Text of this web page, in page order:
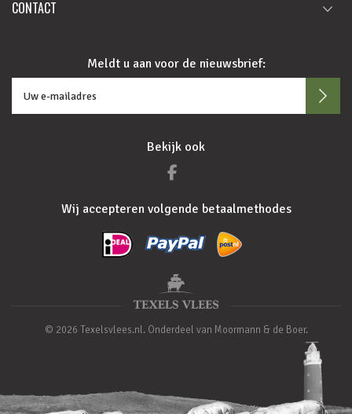
CONTACT
Meldt u aan voor de nieuwsbrief:
Bekijk ook
Wij accepteren volgende betaalmethodes
© 2026 Texelsvlees.nl. Onderdeel van Moormann & de Boer.